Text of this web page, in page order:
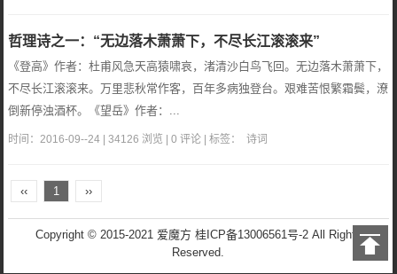
哲理诗之一：“无边落木萧萧下，不尽长江滚滚来”
《登高》作者：杜甫风急天高猿啸哀，渚清沙白鸟飞回。无边落木萧萧下，
不尽长江滚滚来。万里悲秋常作客，百年多病独登台。艰难苦恨繁霜鬓，潦
倒新停浊酒杯。《望岳》作者：...
时间：2016-09--24 | 34126 浏览 | 0 评论 | 标签： 诗词
‹‹ 1 ››
Copyright © 2015-2021 爱魔方 桂ICP备13006561号-2All Rights
Reserved.